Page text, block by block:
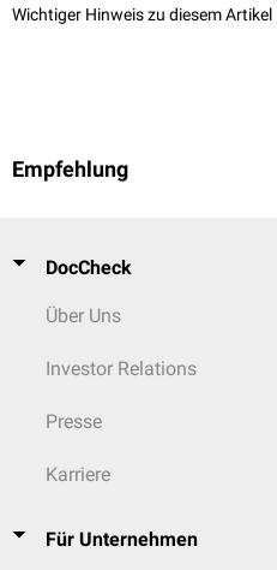
Wichtiger Hinweis zu diesem Artikel
Empfehlung
DocCheck
Über Uns
Investor Relations
Presse
Karriere
Für Unternehmen